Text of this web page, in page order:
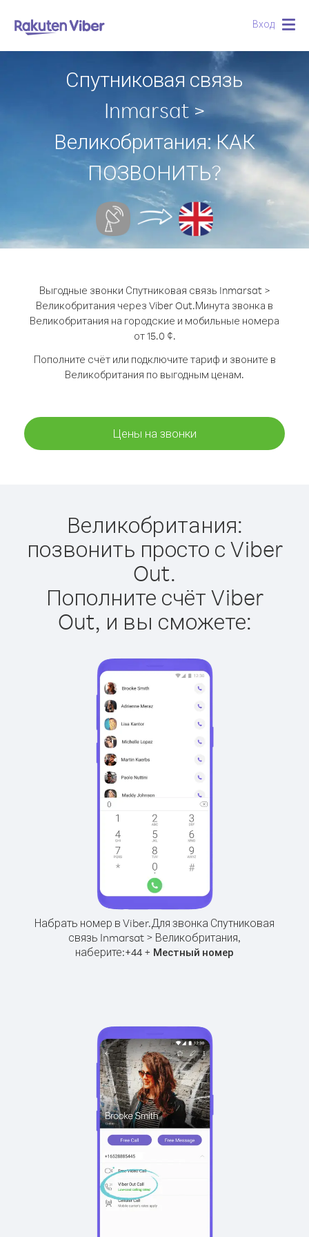
Вход
Спутниковая связь
Inmarsat >
Великобритания: КАК
ПОЗВОНИТЬ?
Выгодные звонки Спутниковая связь Inmarsat >
Великобритания через Viber Out.Минута звонка в
Великобритания на городские и мобильные номера
от 15.0 ¢.
Пополните счёт или подключите тариф и звоните в
Великобритания по выгодным ценам.
Цены на звонки
Великобритания:
позвонить просто с Viber
Out.
Пополните счёт Viber
Out, и вы сможете:
Набрать номер в Viber.Для звонка Спутниковая
связь Inmarsat > Великобритания,
наберите:+44 + Местный номер